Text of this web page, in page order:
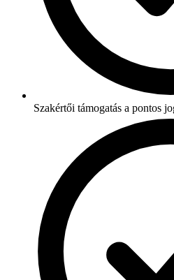
Szakértői támogatás a pontos